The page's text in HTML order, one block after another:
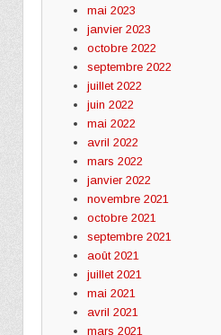
mai 2023
janvier 2023
octobre 2022
septembre 2022
juillet 2022
juin 2022
mai 2022
avril 2022
mars 2022
janvier 2022
novembre 2021
octobre 2021
septembre 2021
août 2021
juillet 2021
mai 2021
avril 2021
mars 2021